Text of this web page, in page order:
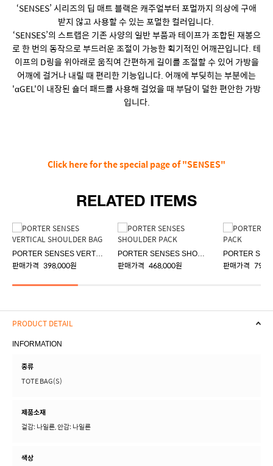
‘SENSES’ 시리즈의 딥 매트 블랙은 캐주얼부터 포멀까지 의상에 구애
받지 않고 사용할 수 있는 포멀한 컬러입니다.
‘SENSES’의 스트랩은 기존 사양의 일반 부품과 테이프가 조합된 재봉으
로 한 번의 동작으로 부드러운 조절이 가능한 획기적인 어깨끈입니다. 테
이프의 D링을 위아래로 움직여 간편하게 길이를 조절할 수 있어 가방을
어깨에 걸거나 내릴 때 편리한 기능입니다. 어깨에 부딪히는 부분에는
'αGEL'이 내장된 숄더 패드를 사용해 걸었을 때 부담이 덜한 편안한 가방
입니다.
Click here for the special page of "SENSES"
RELATED ITEMS
판매가격 398,000원 판매가격 468,000원 판매가격
PRODUCT DETAIL
INFORMATION
종류
TOTE BAG(S)
제품소재
겉감: 나일론, 안감: 나일론
색상